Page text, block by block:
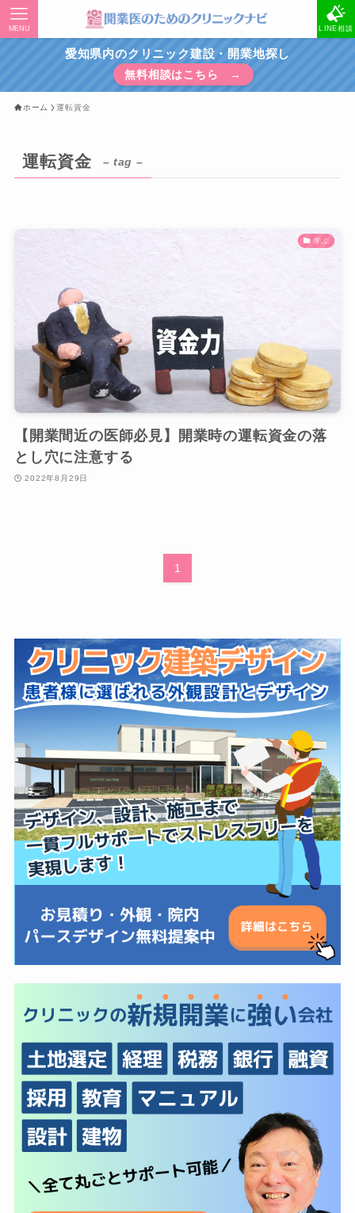
LINE相談
MENU
愛知県内のクリニック建設・開業地探し
無料相談はこちら →
ホーム 運転資金
運転資金 – tag –
学ぶ
【開業間近の医師必見】開業時の運転資金の落
とし穴に注意する
2022年8月29日
1